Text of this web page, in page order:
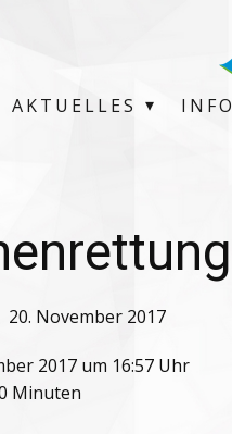
AKTUELLES
20. November 2017
2017 um 16:57 Uhr
Minuten